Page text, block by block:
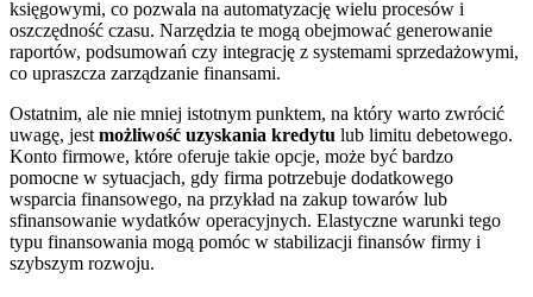
księgowymi, co pozwala na automatyzację wielu procesów i
oszczędność czasu. Narzędzia te mogą obejmować generowanie
raportów, podsumowań czy integrację z systemami sprzedażowymi,
co upraszcza zarządzanie finansami.
Ostatnim, ale nie mniej istotnym punktem, na który warto zwrócić
uwagę, jestmożliwość uzyskania kredytu lub limitu debetowego.
Konto firmowe, które oferuje takie opcje, może być bardzo
pomocne w sytuacjach, gdy firma potrzebuje dodatkowego
wsparcia finansowego, na przykład na zakup towarów lub
sfinansowanie wydatków operacyjnych. Elastyczne warunki tego
typu finansowania mogą pomóc w stabilizacji finansów firmy i
szybszym rozwoju.